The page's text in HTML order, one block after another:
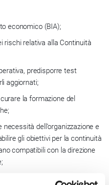
economico (BIA);
rischi relativa alla Continuità
predisporre test
aggiornati;
la formazione del
dell’organizzazione e
gli obiettivi per la continuità
compatibili con la direzione
capacità e strutture di